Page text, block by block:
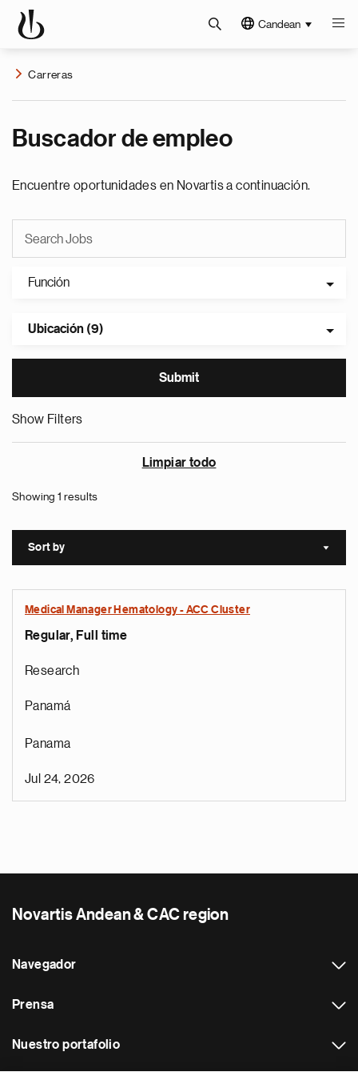
Candean
Carreras
Buscador de empleo
Encuentre oportunidades en Novartis a continuación.
Función
Ubicación (9)
Show Filters
Limpiar todo
Showing 1 results
Sort by Sort
Medical Manager Hematology - ACC Cluster
Regular, Full time
Research
Panamá
Panama
Jul 24, 2026
Novartis Andean & CAC region
Navegador
Prensa
Nuestro portafolio